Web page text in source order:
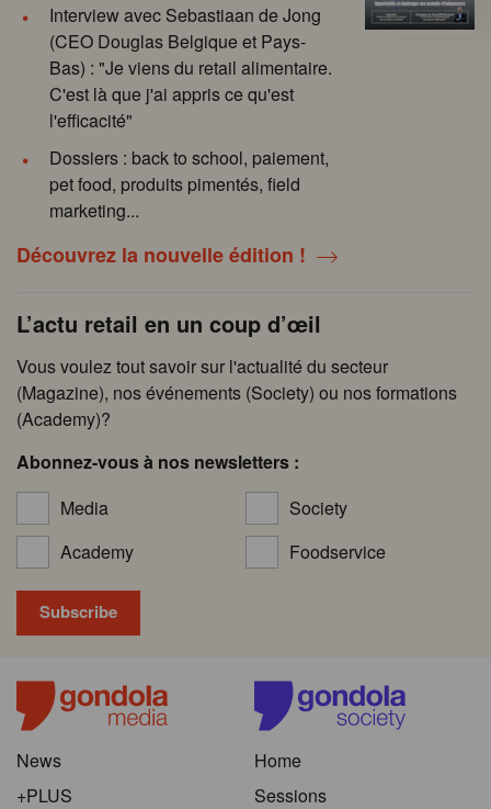
Interview avec Sebastiaan de Jong
(CEO Douglas Belgique et Pays-
Bas) : "Je viens du retail alimentaire.
C'est là que j'ai appris ce qu'est
l'efficacité"
Dossiers : back to school, paiement,
pet food, produits pimentés, field
marketing...
Découvrez la nouvelle édition !
L’actu retail en un coup d’œil
Vous voulez tout savoir sur l'actualité du secteur
(Magazine), nos événements (Society) ou nos formations
(Academy)?
Abonnez-vous à nos newsletters :
Media
Society
Academy
Foodservice
News
+PLUS
Home
Sessions